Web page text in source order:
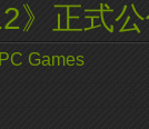
》正式
PC Games